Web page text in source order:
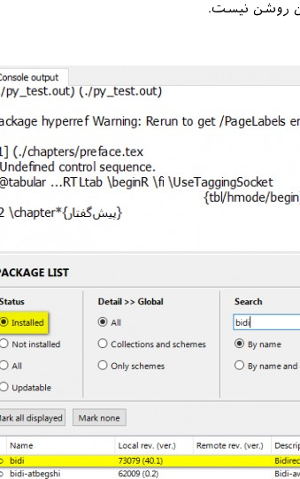
روشن نیست.